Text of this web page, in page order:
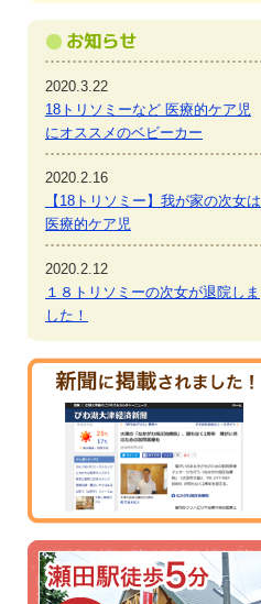
2020.3.22
18トリソミーなど 医療的ケア児
にオススメのベビーカー
2020.2.16
【18トリソミー】我が家の次女は
医療的ケア児
2020.2.12
１８トリソミーの次女が退院しま
した！